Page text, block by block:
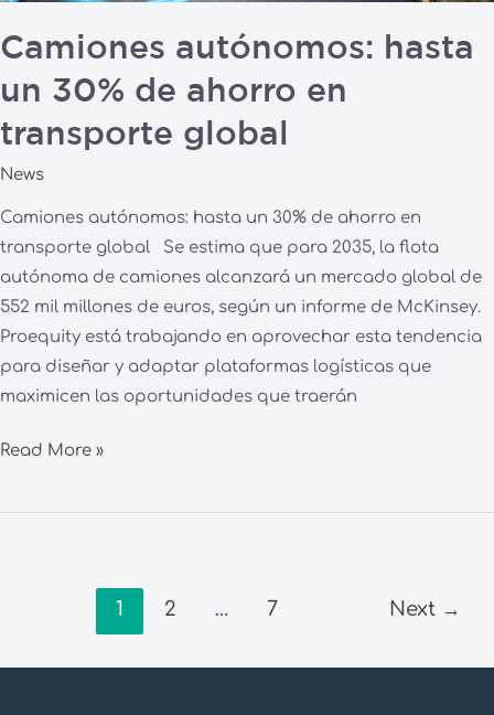
Camiones autónomos: hasta
un 30% de ahorro en
transporte global
News
Camiones autónomos: hasta un 30% de ahorro en
transporte global Se estima que para 2035, la flota
autónoma de camiones alcanzará un mercado global de
552 mil millones de euros, según un informe de McKinsey.
Proequity está trabajando en aprovechar esta tendencia
para diseñar y adaptar plataformas logísticas que
maximicen las oportunidades que traerán
transporte
Read More »
1 2 … 7 Next →